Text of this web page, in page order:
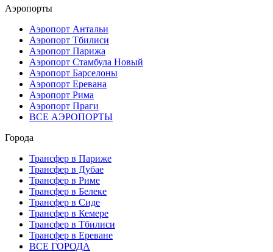
Аэропорты
Аэропорт Антальи
Аэропорт Тбилиси
Аэропорт Парижа
Аэропорт Стамбула Новый
Аэропорт Барселоны
Аэропорт Еревана
Аэропорт Рима
Аэропорт Праги
ВСЕ АЭРОПОРТЫ
Города
Трансфер в Париже
Трансфер в Дубае
Трансфер в Риме
Трансфер в Белеке
Трансфер в Сиде
Трансфер в Кемере
Трансфер в Тбилиси
Трансфер в Ереване
ВСЕ ГОРОДА